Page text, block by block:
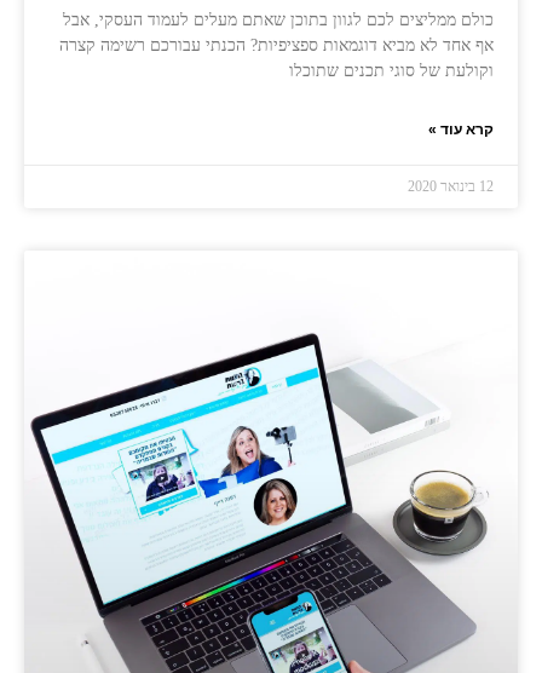
כולם ממליצים לכם לגוון בתוכן שאתם מעלים לעמוד העסקי, אבל
אף אחד לא מביא דוגמאות ספציפיות? הכנתי עבורכם רשימה קצרה
וקולעת של סוגי תכנים שתוכלו
קרא עוד »
12 בינואר 2020
אני רוצה להירשם לניוזלטר של הבועטת!